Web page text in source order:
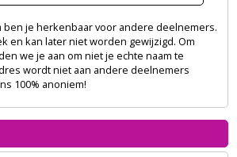
je herkenbaar voor andere deelnemers.
en kan later niet worden gewijzigd. Om
we je aan om niet je echte naam te
wordt niet aan andere deelnemers
100% anoniem!